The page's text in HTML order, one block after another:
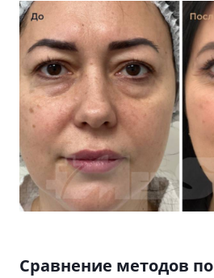
Сравнение методов по